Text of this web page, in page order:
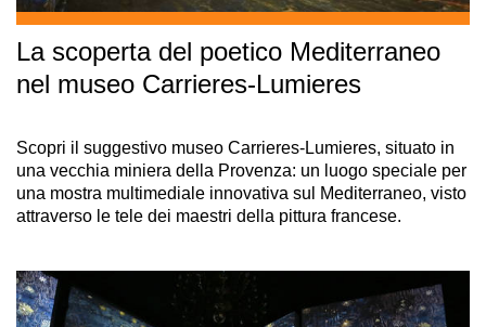
La scoperta del poetico Mediterraneo
nel museo Carrieres-Lumieres
Scopri il suggestivo museo Carrieres-Lumieres, situato in
una vecchia miniera della Provenza: un luogo speciale per
una mostra multimediale innovativa sul Mediterraneo, visto
attraverso le tele dei maestri della pittura francese.